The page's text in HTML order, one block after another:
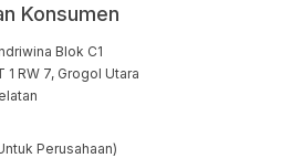
Konsumen
Blok C1
1 RW 7, Grogol Utara
Perusahaan)